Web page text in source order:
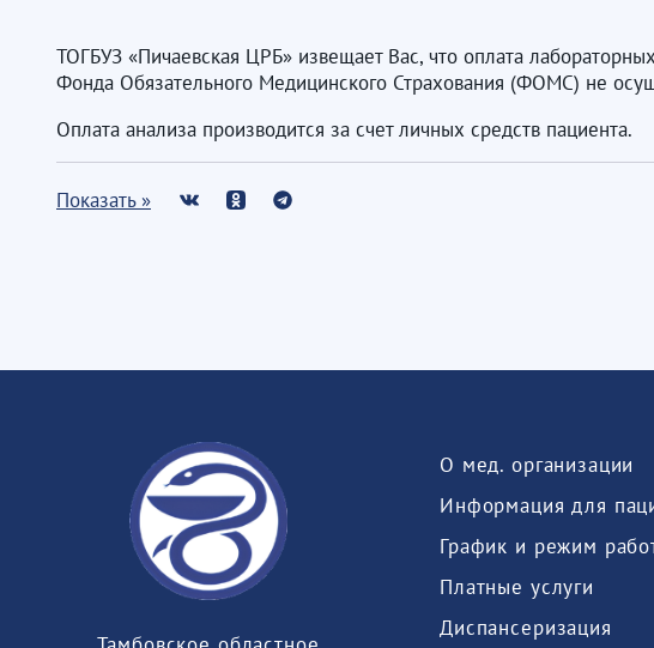
ТОГБУЗ «Пичаевская ЦРБ» извещает Вас, что оплата
Фонда Обязательного Медицинского Страхования (ФОМС) не
Оплата анализа производится за счет личных средств пациента.
Показать »
О мед. организации
Информация для
График и режим
Платные услуги
Диспансеризация